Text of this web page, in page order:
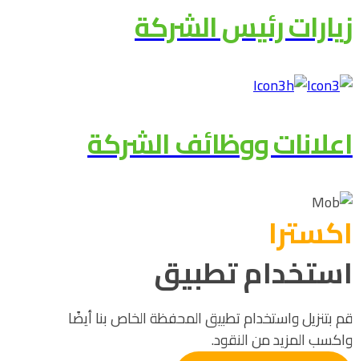
زيارات رئيس الشركة
اعلانات ووظائف الشركة
اکسترا
استخدام تطبيق
قم بتنزيل واستخدام تطبيق المحفظة الخاص بنا أيضًا
واكسب المزيد من النقود.